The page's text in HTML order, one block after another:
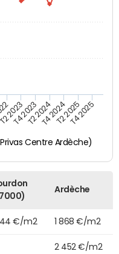
Centre Ardèche)
2023
T4 2023T2 2024T4 2024T2 2025T4 2025
Ardèche
€/m2 1 868 €/m2
2 452 €/m2